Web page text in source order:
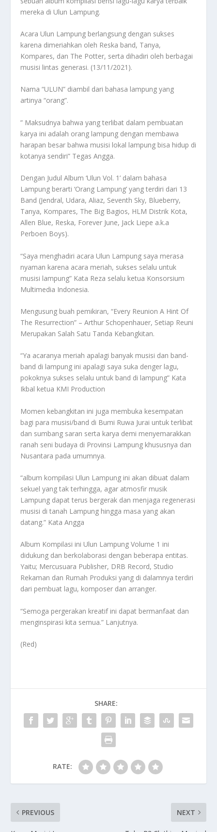
mereka di Ulun Lampung.
Acara Ulun Lampung berlangsung dengan sukses
karena dimeriahkan oleh Reska band, Tanya,
Kompares, dan The Potter, serta dihadiri oleh berbagai
musisi lintas generasi. (13/11/2021).
Nama “ULUN” diambil dari bahasa lampung yang
artinya “orang”.
” Maksudnya bahwa yang terlibat dalam pembuatan
karya ini adalah orang lampung dengan membawa
harapan besar bahwa musisi lokal lampung bisa hidup di
kotanya sendiri” Tegas Angga.
Dengan Judul Album ‘Ulun Vol. 1’ dalam bahasa
Lampung berarti ‘Orang Lampung’ yang terdiri dari 13
Band (Jendral, Udara, Aliaz, Seventh Sky, Blueberry,
Tanya, Kompares, The Big Bagios, HLM Distrik Kota,
Allen Blue, Reska, Forever June, Jack Liepe a.k.a
Perboen Boys).
“Saya menghadiri acara Ulun Lampung saya merasa
nyaman karena acara meriah, sukses selalu untuk
musisi lampung” Kata Reza selalu ketua Konsorsium
Multimedia Indonesia.
Mengusung buah pemikiran, “Every Reunion A Hint Of
The Resurrection” – Arthur Schopenhauer, Setiap Reuni
Merupakan Salah Satu Tanda Kebangkitan.
“Ya acaranya meriah apalagi banyak musisi dan band-
band di lampung ini apalagi saya suka denger lagu,
pokoknya sukses selalu untuk band di lampung” Kata
Ikbal ketua KMI Production
Momen kebangkitan ini juga membuka kesempatan
bagi para musisi/band di Bumi Ruwa Jurai untuk terlibat
dan sumbang saran serta karya demi menyemarakkan
ranah seni budaya di Provinsi Lampung khususnya dan
Nusantara pada umumnya.
“album kompilasi Ulun Lampung ini akan dibuat dalam
sekuel yang tak terhingga, agar atmosfir musik
Lampung dapat terus bergerak dan menjaga regenerasi
musisi di tanah Lampung hingga masa yang akan
datang.” Kata Angga
Album Kompilasi ini Ulun Lampung Volume 1 ini
didukung dan berkolaborasi dengan beberapa entitas.
Yaitu; Mercusuara Publisher, DRB Record, Studio
Rekaman dan Rumah Produksi yang di dalamnya terdiri
dari pembuat lagu, komposer dan arranger.
“Semoga pergerakan kreatif ini dapat bermanfaat dan
menginspirasi kita semua.” Lanjutnya.
(Red)
SHARE:
RATE:
PREVIOUS NEXT